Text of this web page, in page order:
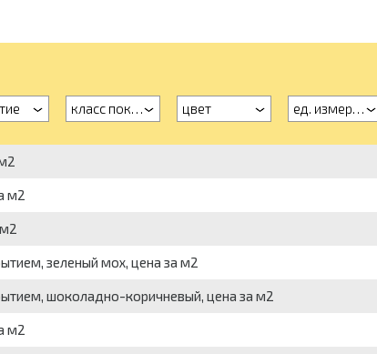
класс покрытия цвет ед. измерения
м2
зеленый мох, цена за м2
шоколадно-коричневый, цена за м2
м2